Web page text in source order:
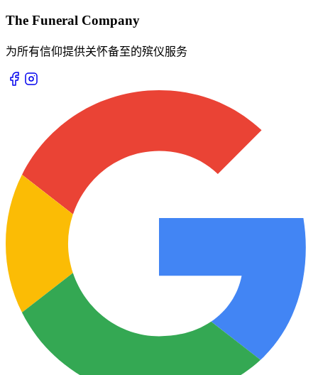
The Funeral Company
为所有信仰提供关怀备至的殡仪服务